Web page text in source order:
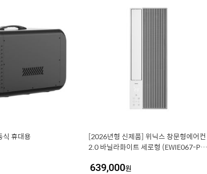
식 휴대용
[2026년형 신제품] 위닉스 창문형에어컨
2.0 바닐라화이트 세로형 (EWIE067-PW
639,000원